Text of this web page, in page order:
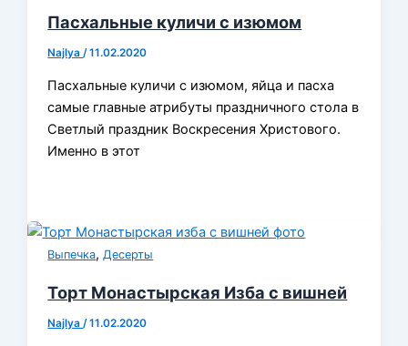
Пасхальные куличи с изюмом
Najlya/11.02.2020
Пасхальные куличи с изюмом, яйца и пасха
самые главные атрибуты праздничного стола в
Светлый праздник Воскресения Христового.
Именно в этот
Выпечка,Десерты
Торт Монастырская Изба с вишней
Najlya/11.02.2020